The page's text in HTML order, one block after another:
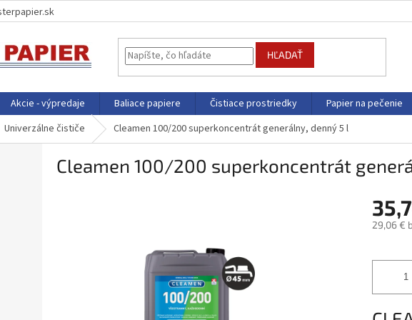
HĽADAŤ
Akcie - výpredaje Baliace papiere Čistiace prostriedky Papier na pečenie
Univerzálne čističe Cleamen 100/200 superkoncentrát generálny, denný 5 l
Cleamen 100/200 superkoncentrát
29,06 €
cena: